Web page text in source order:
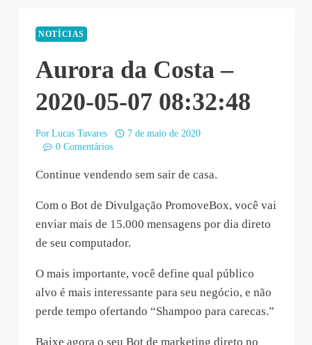
NOTÍCIAS
Aurora da Costa –
2020-05-07 08:32:48
Por Lucas Tavares
7 de maio de 2020
0 Comentários
Continue vendendo sem sair de casa.
Com o Bot de Divulgação PromoveBox, você vai
enviar mais de 15.000 mensagens por dia direto
de seu computador.
O mais importante, você define qual público
alvo é mais interessante para seu negócio, e não
perde tempo ofertando “Shampoo para carecas.”
Baixe agora o seu Bot de marketing direto no